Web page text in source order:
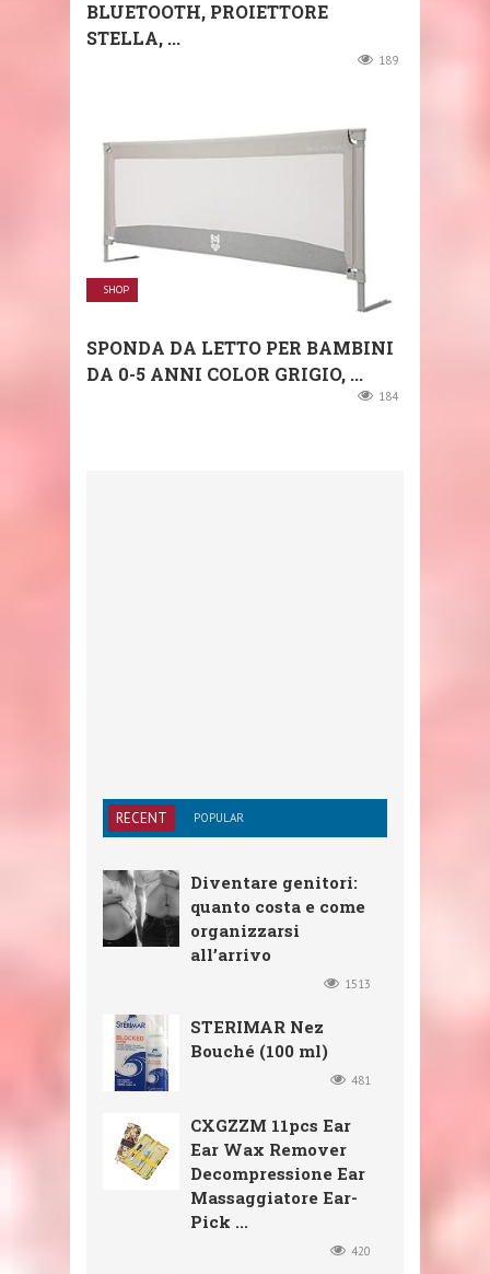
BLUETOOTH, PROIETTORE
STELLA, ...
189
SHOP
SPONDA DA LETTO PER BAMBINI
DA 0-5 ANNI COLOR GRIGIO, ...
184
RECENT POPULAR
Diventare genitori:
quanto costa e come
organizzarsi
all’arrivo
1513
STERIMAR Nez
Bouché (100 ml)
481
CXGZZM 11pcs Ear
Ear Wax Remover
Decompressione Ear
Massaggiatore Ear-
Pick ...
420